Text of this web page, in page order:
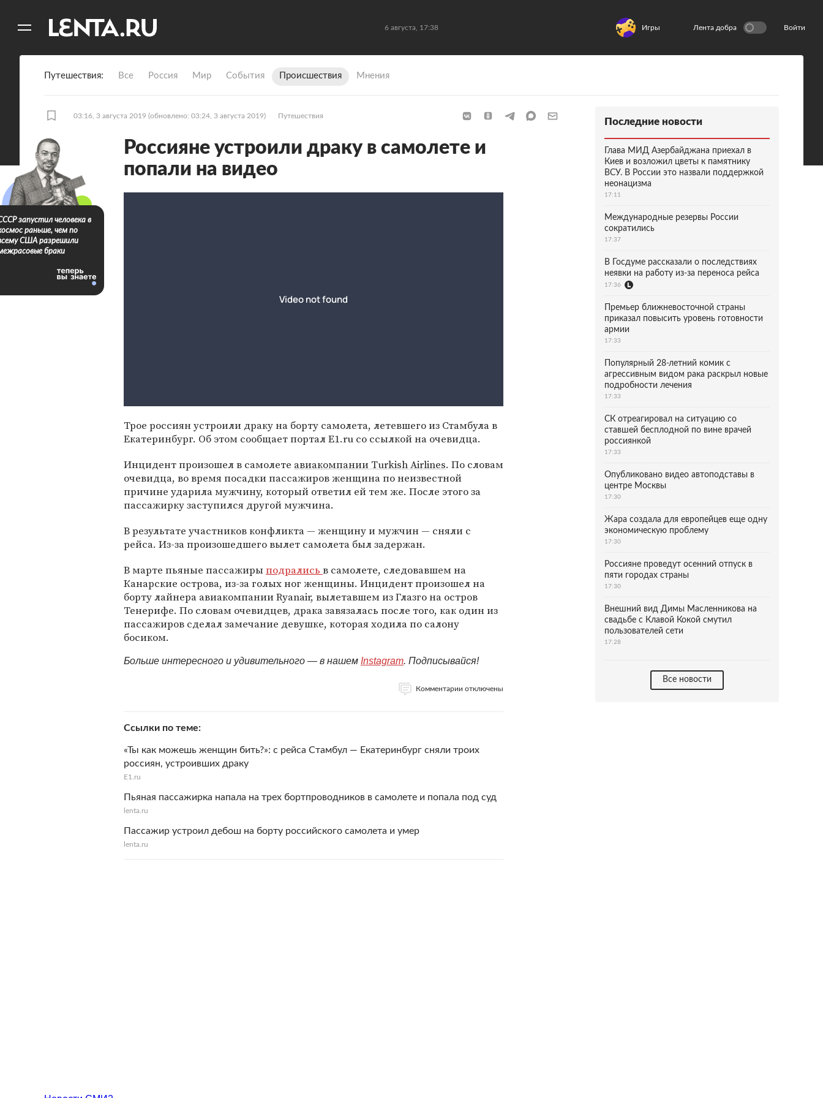
6 августа, 17:38 Игры Лента добра Войти
Путешествия Все Россия Мир События Происшествия Мнения
03:16, 3 августа 2019 (обновлено: 03:24, 3 августа 2019) Путешествия
Россияне устроили драку в самолете и
попали на видео
Трое россиян устроили драку на борту самолета, летевшего из Стамбула в
Екатеринбург. Об этом сообщает портал E1.ru со ссылкой на очевидца.
Инцидент произошел в самолете авиакомпании Turkish Airlines. По словам
очевидца, во время посадки пассажиров женщина по неизвестной
причине ударила мужчину, который ответил ей тем же. После этого за
пассажирку заступился другой мужчина.
В результате участников конфликта — женщину и мужчин — сняли с
рейса. Из-за произошедшего вылет самолета был задержан.
В марте пьяные пассажирыподрались в самолете, следовавшем на
Канарские острова, из-за голых ног женщины. Инцидент произошел на
борту лайнера авиакомпании Ryanair, вылетавшем из Глазго на остров
Тенерифе. По словам очевидцев, драка завязалась после того, как один из
пассажиров сделал замечание девушке, которая ходила по салону
босиком.
Больше интересного и удивительного — в нашем Instagram. Подписывайся!
Комментарии отключены
Ссылки по теме
«Ты как можешь женщин бить?»: с рейса Стамбул — Екатеринбург сняли троих
россиян, устроивших драку
E1.ru
Пьяная пассажирка напала на трех бортпроводников в самолете и попала под суд
lenta.ru
Пассажир устроил дебош на борту российского самолета и умер
lenta.ru
запустил человека в
раньше, чем по
США разрешили
браки
Последние новости
Глава МИД Азербайджана приехал в
Киев и возложил цветы к памятнику
ВСУ. В России это назвали поддержкой
неонацизма
17:11
Международные резервы России
сократились
17:37
В Госдуме рассказали о последствиях
неявки на работу из-за переноса рейса
17:36
Премьер ближневосточной страны
приказал повысить уровень готовности
армии
17:33
Популярный 28-летний комик с
агрессивным видом рака раскрыл новые
подробности лечения
17:33
СК отреагировал на ситуацию со
ставшей бесплодной по вине врачей
россиянкой
17:33
Опубликовано видео автоподставы в
центре Москвы
17:30
Жара создала для европейцев еще одну
экономическую проблему
17:30
Россияне проведут осенний отпуск в
пяти городах страны
17:30
Внешний вид Димы Масленникова на
свадьбе с Клавой Кокой смутил
пользователей сети
17:28
Все новости